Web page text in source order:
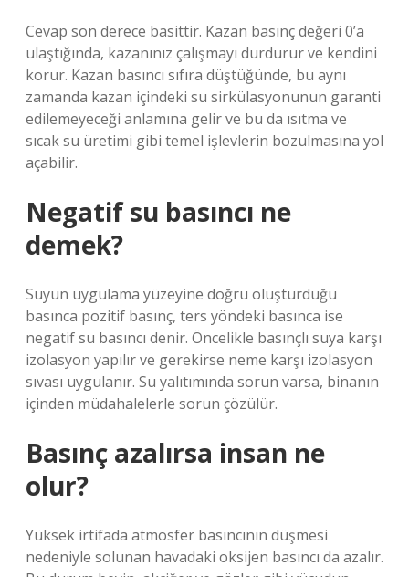
Cevap son derece basittir. Kazan basınç değeri 0’a
ulaştığında, kazanınız çalışmayı durdurur ve kendini
korur. Kazan basıncı sıfıra düştüğünde, bu aynı
zamanda kazan içindeki su sirkülasyonunun garanti
edilemeyeceği anlamına gelir ve bu da ısıtma ve
sıcak su üretimi gibi temel işlevlerin bozulmasına yol
açabilir.
Negatif su basıncı ne
demek?
Suyun uygulama yüzeyine doğru oluşturduğu
basınca pozitif basınç, ters yöndeki basınca ise
negatif su basıncı denir. Öncelikle basınçlı suya karşı
izolasyon yapılır ve gerekirse neme karşı izolasyon
sıvası uygulanır. Su yalıtımında sorun varsa, binanın
içinden müdahalelerle sorun çözülür.
Basınç azalırsa insan ne
olur?
Yüksek irtifada atmosfer basıncının düşmesi
nedeniyle solunan havadaki oksijen basıncı da azalır.